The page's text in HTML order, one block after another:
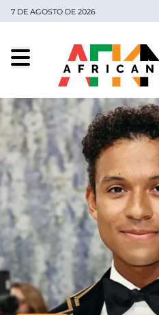
7 DE AGOSTO DE 2026